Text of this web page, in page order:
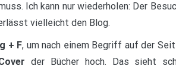
Ich kann nur wiederholen: Der
vielleicht den Blog.
+ F, um nach einem Begriff auf der
der Bücher hoch. Das sieht